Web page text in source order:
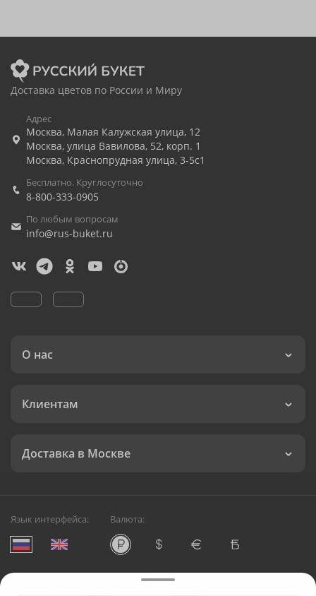
Доставка цветов по России и Миру
Адрес
Москва, Малая Калужская улица, 12
Москва, улица Вавилова, 52, корп. 1
Москва, Краснопрудная улица, 3-5с1
Бесплатно. Круглосуточно
8-800-333-0905
По любым вопросам
info@rus-buket.ru
О нас
Клиентам
Доставка в Москве
Язык интерфейса: Валюта:
Служба круглосуточной доставки цветов в Москве